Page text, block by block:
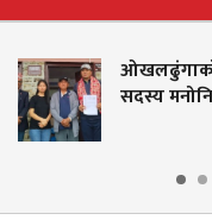
जिल्ला खेलकुद विकास